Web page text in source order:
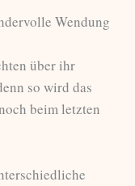
Wendung
über ihr
so wird das
beim letzten